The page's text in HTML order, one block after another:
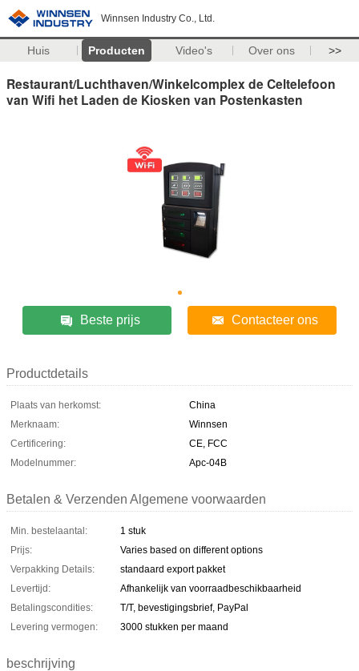
Winnsen Industry Co., Ltd.
Huis Producten Video's Over ons >>
Restaurant/Luchthaven/Winkelcomplex de Celtelefoon
van Wifi het Laden de Kiosken van Postenkasten
Beste prijs Contacteer ons
Productdetails
Plaats van herkomst:
China
Merknaam:
Winnsen
Certificering:
CE, FCC
Modelnummer:
Apc-04B
Betalen & Verzenden Algemene voorwaarden
Min. bestelaantal:
1 stuk
Prijs:
Varies based on different options
Verpakking Details:
standaard export pakket
Levertijd:
Afhankelijk van voorraadbeschikbaarheid
Betalingscondities:
T/T, bevestigingsbrief, PayPal
Levering vermogen:
3000 stukken per maand
beschrijving